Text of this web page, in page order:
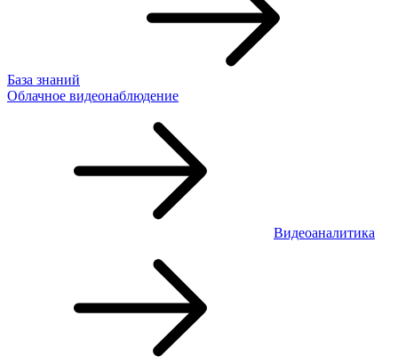
База знаний
Облачное видеонаблюдение
Видеоаналитика